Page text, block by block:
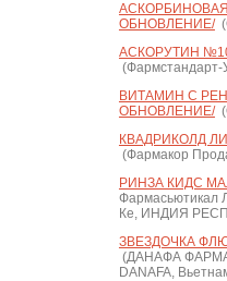
АСКОРБИНОВАЯ
ОБНОВЛЕНИЕ/
АСКОРУТИН
ВИТАМИН С
ОБНОВЛЕНИЕ/
КВАДРИКОЛД
(Фармакор
РИНЗА КИДС
Фармасьютикал
Ке, ИНДИЯ
ЗВЕЗДОЧКА
(ДАНАФА
DANAFA,